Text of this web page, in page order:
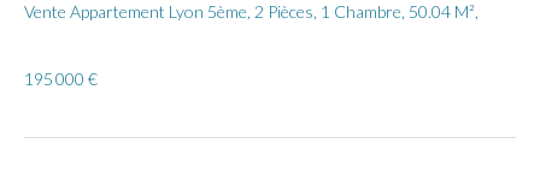
Vente Appartement Lyon 5ème, 2 Pièces, 1 Chambre, 50.04 M²,
195 000 €